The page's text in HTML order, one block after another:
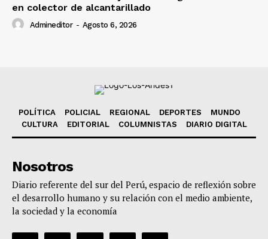
en colector de alcantarillado
Admineditor - Agosto 6, 2026
POLÍTICA POLICIAL REGIONAL DEPORTES
MUNDO
CULTURA
EDITORIAL COLUMNISTAS DIARIO DIGITAL
Nosotros
Diario referente del sur del Perú, espacio de reflexión sobre
el desarrollo humano y su relación con el medio ambiente,
la sociedad y la economía